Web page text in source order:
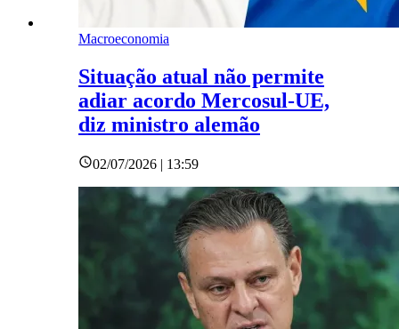
Macroeconomia
Situação atual não permite
adiar acordo Mercosul-UE,
diz ministro alemão
02/07/2026 | 13:59